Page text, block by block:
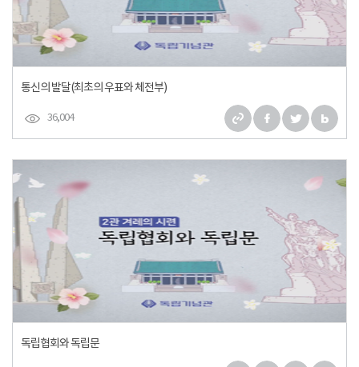
통신의 발달(최초의 우표와 체전부)
36,004
독립협회와 독립문